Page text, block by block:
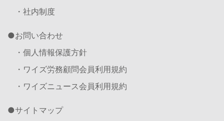
・社内制度
お問い合わせ
・個人情報保護方針
・ワイズ労務顧問会員利用規約
・ワイズニュース会員利用規約
サイトマップ